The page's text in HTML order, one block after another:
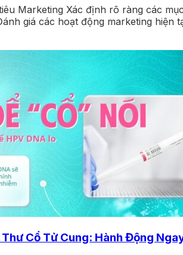
Marketing Xác định rõ ràng các
giá các hoạt động marketing hiện
Cổ Tử Cung: Hành Động